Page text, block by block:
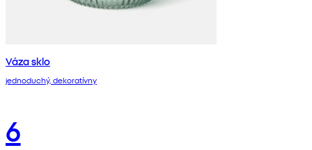
Váza sklo
jednoduchý, dekoratívny
6